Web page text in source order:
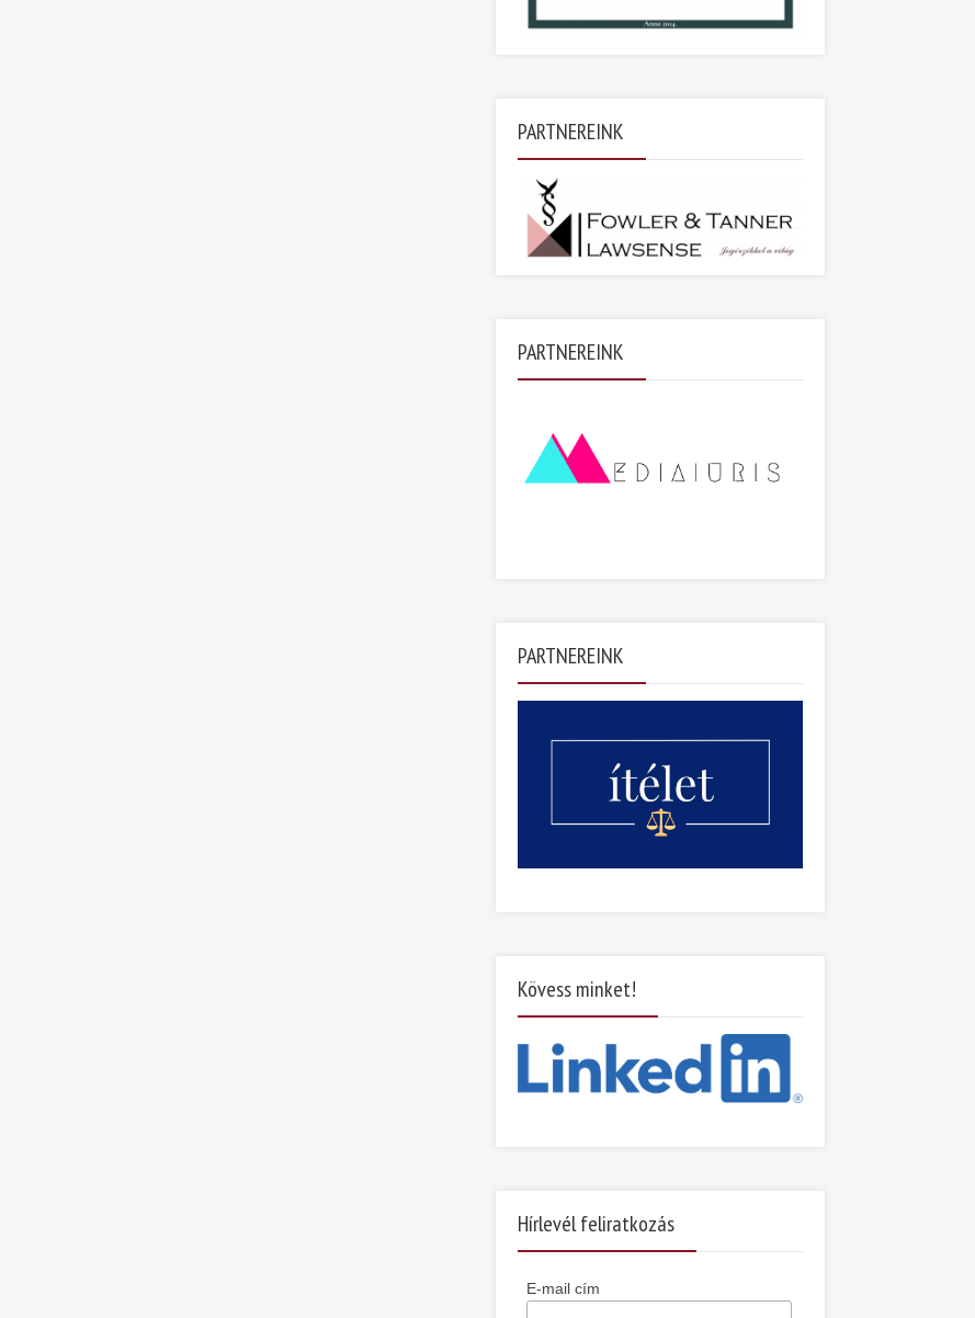
PARTNEREINK
PARTNEREINK
PARTNEREINK
Kövess minket!
Hírlevél feliratkozás
E-mail cím